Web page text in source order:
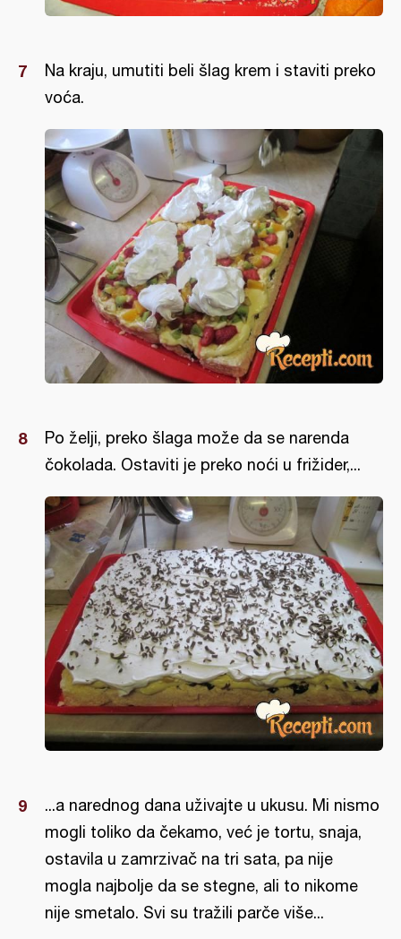
Na kraju, umutiti beli šlag krem i staviti preko
voća.
Po želji, preko šlaga može da se narenda
čokolada. Ostaviti je preko noći u frižider,...
...a narednog dana uživajte u ukusu. Mi nismo
mogli toliko da čekamo, već je tortu, snaja,
ostavila u zamrzivač na tri sata, pa nije
mogla najbolje da se stegne, ali to nikome
nije smetalo. Svi su tražili parče više...